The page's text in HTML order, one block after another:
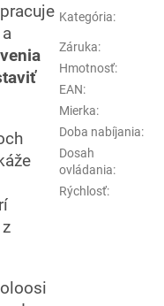
Kategória:
Záruka:
Hmotnosť:
EAN:
Mierka:
Doba nabíjania:
Dosah
ovládania:
Rýchlosť: